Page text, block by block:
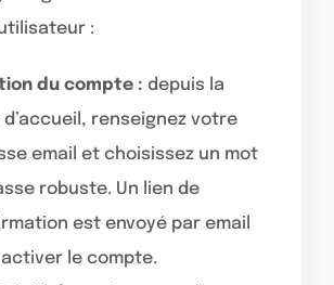
:
du compte : depuis la
d’accueil, renseignez votre
email et choisissez un mot
robuste. Un lien de
est envoyé par email
le compte.